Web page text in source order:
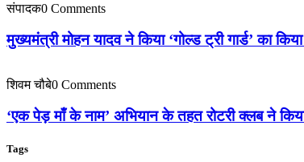
संपादक0 Comments
मुख्यमंत्री मोहन यादव ने किया ‘गोल्ड ट्री गार्ड’ का
शिवम चौबे0 Comments
‘एक पेड़ माँ के नाम’ अभियान के तहत रोटरी क्लब ने किया
Tags